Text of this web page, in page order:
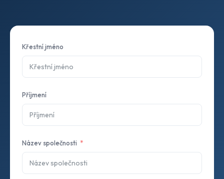
Křestní jméno
Příjmení
Název společnosti